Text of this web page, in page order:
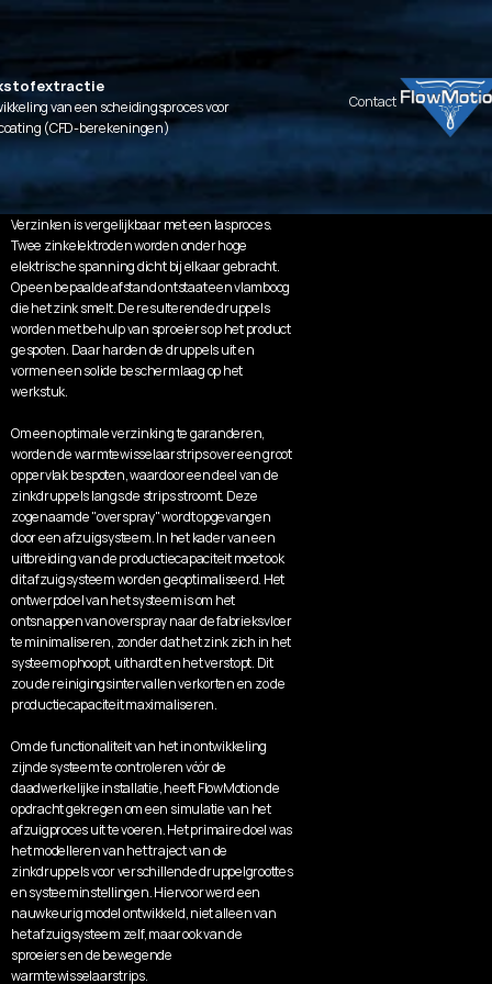
van een scheidingsproces voor
(CFD-berekeningen)
Contact
Verzinken is vergelijkbaar met een lasproces.
Twee zinkelektroden worden onder hoge
elektrische spanning dicht bij elkaar gebracht.
Op een bepaalde afstand ontstaat een vlamboog
die het zink smelt. De resulterende druppels
worden met behulp van sproeiers op het product
gespoten. Daar harden de druppels uit en
vormen een solide beschermlaag op het
werkstuk.
Om een ​​optimale verzinking te garanderen,
worden de warmtewisselaarstrips over een groot
oppervlak bespoten, waardoor een deel van de
zinkdruppels langs de strips stroomt. Deze
zogenaamde "overspray" wordt opgevangen
door een afzuigsysteem. In het kader van een
uitbreiding van de productiecapaciteit moet ook
dit afzuigsysteem worden geoptimaliseerd. Het
ontwerpdoel van het systeem is om het
ontsnappen van overspray naar de fabrieksvloer
te minimaliseren, zonder dat het zink zich in het
systeem ophoopt, uithardt en het verstopt. Dit
zou de reinigingsintervallen verkorten en zo de
productiecapaciteit maximaliseren.
Om de functionaliteit van het in ontwikkeling
zijnde systeem te controleren vóór de
daadwerkelijke installatie, heeft FlowMotion de
opdracht gekregen om een ​​simulatie van het
afzuigproces uit te voeren. Het primaire doel was
het modelleren van het traject van de
zinkdruppels voor verschillende druppelgroottes
en systeeminstellingen. Hiervoor werd een
nauwkeurig model ontwikkeld, niet alleen van
het afzuigsysteem zelf, maar ook van de
sproeiers en de bewegende
warmtewisselaarstrips.